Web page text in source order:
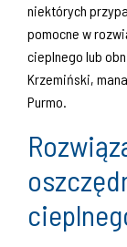
niektórych
pomocne w
cieplnego lub
Krzemiński,
Purmo.